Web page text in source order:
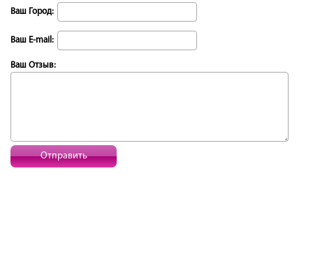
Ваш Город:
Ваш E-mail:
Ваш Отзыв:
Отправить